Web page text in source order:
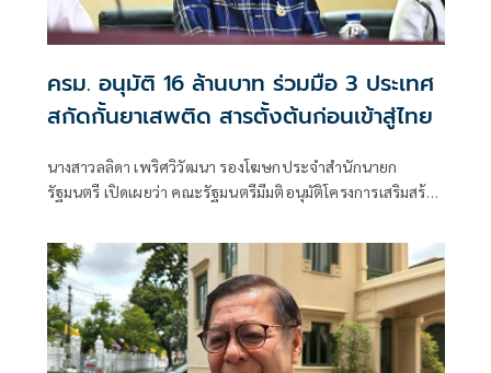
ครม. อนุมัติ 16 ล้านบาท ร่วมมือ 3 ประเทศ
สกัดกั้นยาเสพติด สารตั้งต้นก่อนเข้าสู่ไทย
นางสาวลลิดา เพริศวิวัฒนา รองโฆษกประจำสำนักนายก
รัฐมนตรี เปิดเผยว่า คณะรัฐมนตรีมีมติอนุมัติโครงการเสริมสร้าง
ยาเสพติดและทำลายเครือข่ายการค้ายาเสพติดระหว่าง
ประเทศ ประจำปีงบประมาณ พ.ศ. 2569 วงเงินรวม 16 ล้าน
บาท ตามที่กระทรวงยุติธรรม โดยสำนักงานคณะกรรมการ
ป้องกันและปราบปรามยาเสพติด หรือสำนักงาน ป.ป.ส.